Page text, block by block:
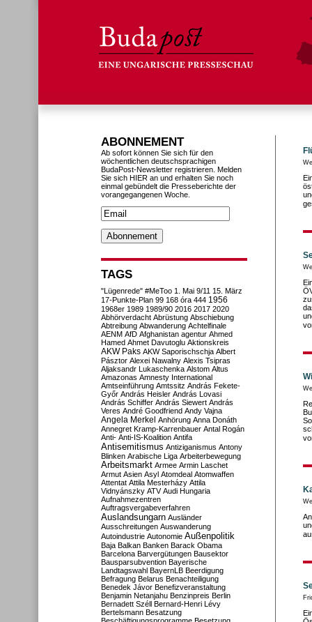
ABONNEMENT
Ab sofort können Sie sich für den
wöchentlichen deutschsprachigen
BudaPost-Newsletter registrieren. Melden
Sie sich HIER an und erhalten Sie noch
einmal gebündelt die Presseberichte der
vorangegangenen Woche.
TAGS
"Lügenrede" #MeToo 1. Mai 9/11 15. März
17-Punkte-Plan 99 168 óra 444 1956
1968er 1989 1989/90 2016 2017 2020
Abhörverdacht Abrüstung Abschiebung
Abtreibung Abwanderung Achtelfinale
AENM AfD Afghanistan agentur Ahmed
Hamed Ahmet Davutoglu Aktionskreis
AKW Paks AKW Saporischschja Albert
Pásztor Alexei Nawalny Alexis Tsipras
Aljaksandr Lukaschenka Alstom Altus
Amazonas Amnesty International
Amtseinführung Amtssitz András Fekete-
Győr András Heisler András Lovasi
András Schiffer András Siewert András
Veres André Goodfriend Andy Vajna
Angela Merkel Anhörung Anna Donáth
Annegret Kramp-Karrenbauer Antal Rogán
Anti- Anti-IS-Koalition Antifa
Antisemitismus Antiziganismus Antony
Blinken Arabische Liga Arbeiterbewegung
Arbeitsmarkt Armee Armin Laschet
Armut Asien Asyl Atomdeal Atomwaffen
Attentat Attila Mesterházy Attila
Vidnyánszky ATV Audi Hungaria
Aufnahmezentren
Auftragsvergabeverfahren
Auslandsungarn Ausländer
Ausschreitungen Auswanderung
Autoindustrie Autonomie Außenpolitik
Baja Balkan Banken Barack Obama
Barcelona Barvergütungen Bausektor
Bausparsubvention Bayerische
Landtagswahl BayernLB Beerdigung
Befragung Belarus Benachteiligung
Benedek Jávor Benefizveranstaltung
Benjamin Netanjahu Benzinpreis Berlin
Bernadett Széll Bernard-Henri Lévy
Bertelsmann Besatzung